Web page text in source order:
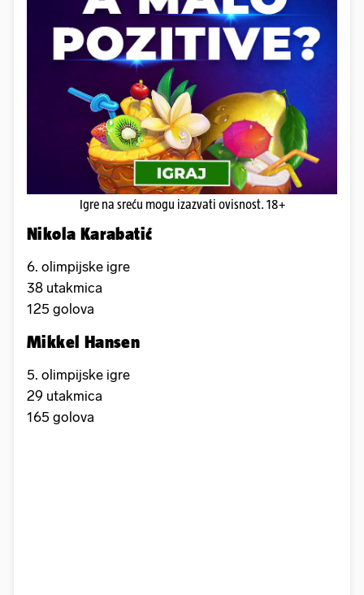
Igre na sreću mogu izazvati ovisnost. 18+
Nikola Karabatić
6. olimpijske igre
38 utakmica
125 golova
Mikkel Hansen
5. olimpijske igre
29 utakmica
165 golova